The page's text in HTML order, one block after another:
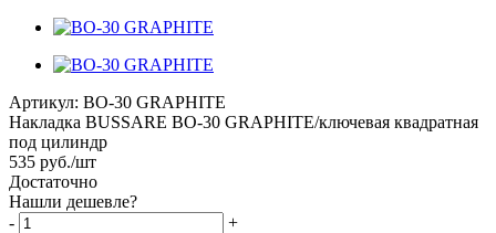
Артикул: BO-30 GRAPHITE
Накладка BUSSARE BO-30 GRAPHITE/ключевая квадратная
под цилиндр
535 руб./шт
Достаточно
Нашли дешевле?
-
+